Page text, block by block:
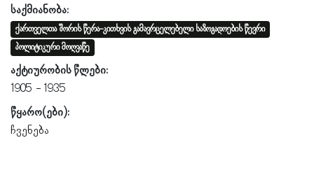
საქმიანობა:
ქართველთა შორის წერა-კითხვის გამავრცელებელი საზოგადოების წევრი
პოლიტიკური მოღვაწე
აქტიურობის წლები:
1905
1935
წყარო(ები):
ჩვენება